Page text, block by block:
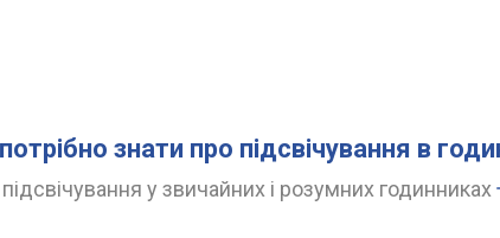
знати про підсвічування в
у звичайних і розумних годинниках